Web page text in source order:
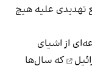
تهدیدی علیه هیچ
از اشیای
که سال‌ها